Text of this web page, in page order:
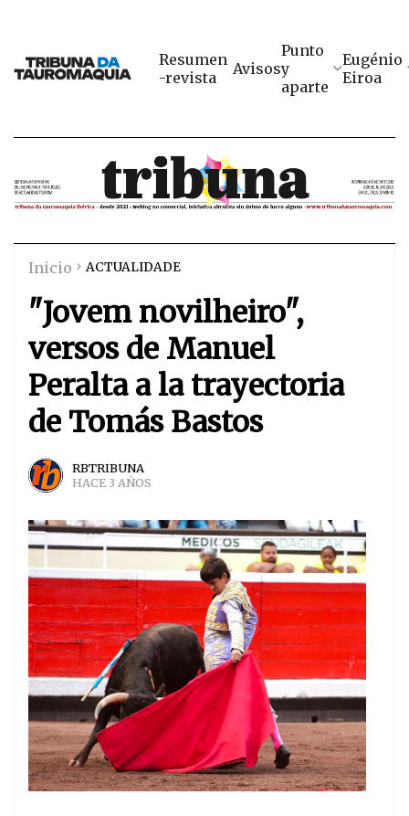
Resumen
-revista
Avisos
Punto
y
aparte
Eugénio
Eiroa
Inicio ACTUALIDADE
"Jovem novilheiro",
versos de Manuel
Peralta a la trayectoria
de Tomás Bastos
RBTRIBUNA
HACE 3 AÑOS